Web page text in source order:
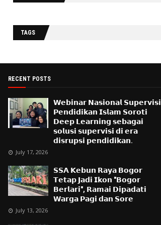
TAGS
RECENT POSTS
𝗪𝗲𝗯𝗶𝗻𝗮𝗿 𝗡𝗮𝘀𝗶𝗼𝗻𝗮𝗹 𝗦𝘂𝗽𝗲𝗿𝘃𝗶𝘀𝗶
𝗣𝗲𝗻𝗱𝗶𝗱𝗶𝗸𝗮𝗻 𝗜𝘀𝗹𝗮𝗺 𝗦𝗼𝗿𝗼𝘁𝗶
𝗗𝗲𝗲𝗽 𝗟𝗲𝗮𝗿𝗻𝗶𝗻𝗴 𝘀𝗲𝗯𝗮𝗴𝗮𝗶
𝘀𝗼𝗹𝘂𝘀𝗶 𝘀𝘂𝗽𝗲𝗿𝘃𝗶𝘀𝗶 𝗱𝗶 𝗲𝗿𝗮
𝗱𝗶𝘀𝗿𝘂𝗽𝘀𝗶 𝗽𝗲𝗻𝗱𝗶𝗱𝗶𝗸𝗮𝗻.
July 17, 2026
𝗦𝗦𝗔 𝗞𝗲𝗯𝘂𝗻 𝗥𝗮𝘆𝗮 𝗕𝗼𝗴𝗼𝗿
𝗧𝗲𝘁𝗮𝗽 𝗝𝗮𝗱𝗶 𝗜𝗸𝗼𝗻 "𝗕𝗼𝗴𝗼𝗿
𝗕𝗲𝗿𝗹𝗮𝗿𝗶", 𝗥𝗮𝗺𝗮𝗶 𝗗𝗶𝗽𝗮𝗱𝗮𝘁𝗶
𝗪𝗮𝗿𝗴𝗮 𝗣𝗮𝗴𝗶 𝗱𝗮𝗻 𝗦𝗼𝗿𝗲
July 13, 2026